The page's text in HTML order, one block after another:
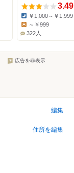
3.49
Dinner:
￥1,000～￥1,999
～￥999
322人
広告を非表示
編集
住所を編集